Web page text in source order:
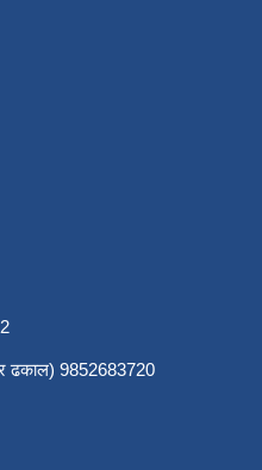
ढकाल) 9852683720